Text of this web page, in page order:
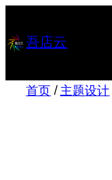
至
容
吾店云
首页 /主题设计